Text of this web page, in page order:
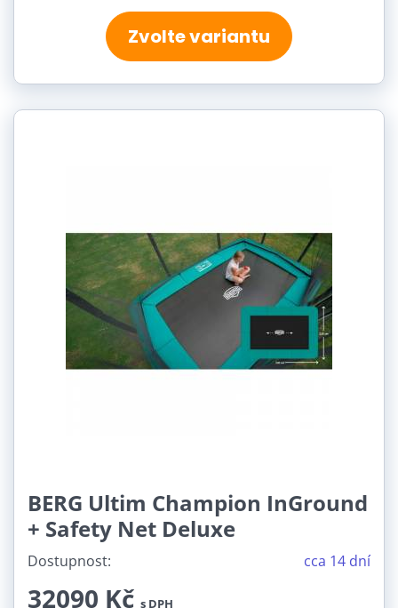
Zvolte variantu
BERG Ultim Champion InGround
+ Safety Net Deluxe
Dostupnost: cca 14 dní
32090 Kč s DPH